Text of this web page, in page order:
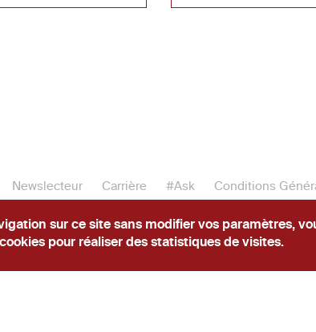
Newslecteur Carrière #Ask Conditions
© La Cabrik 16, cours Albert 1 , 75008, Paris
sur ce site sans modifier vos paramètres,
pour réaliser des statistiques de visites.